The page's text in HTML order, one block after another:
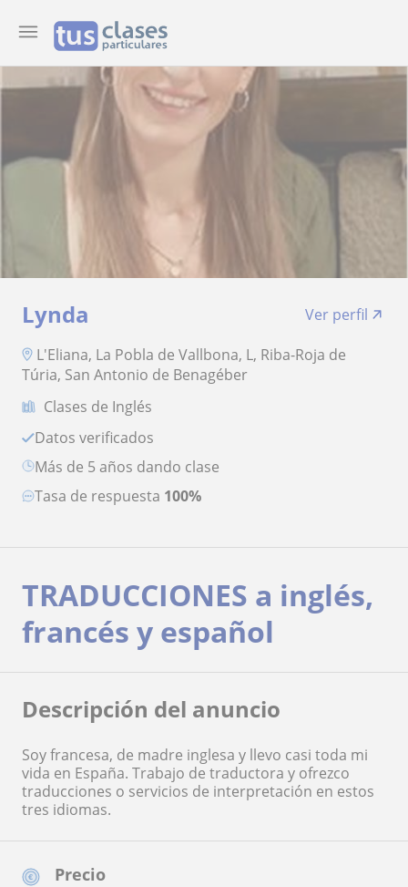
Lynda
Ver perfil
L'Eliana, La Pobla de Vallbona, L, Riba-Roja de
Túria, San Antonio de Benagéber
Clases de Inglés
Datos verificados
más de 5 años dando clase
Tasa de respuesta 100%
Precio
TRADUCCIONES a inglés,
francés y español
Descripción del anuncio
Soy francesa, de madre inglesa y llevo casi toda mi
vida en España. Trabajo de traductora y ofrezco
traducciones o servicios de interpretación en estos
tres idiomas.